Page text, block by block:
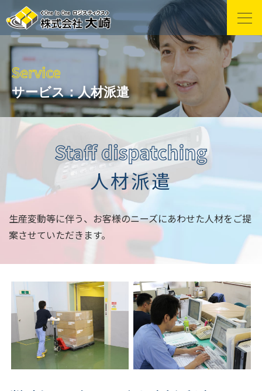
サービス：人材派遣
人材派遣
生産変動等に伴う、お客様のニーズにあわせた人材をご提
案させていただきます。